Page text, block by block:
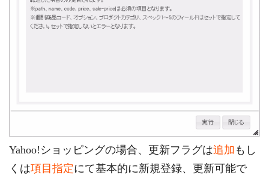
Yahoo!ショッピングの場合、更新フラグは追加 もし
くは項目指定にて基本的に新規登録、更新可能で